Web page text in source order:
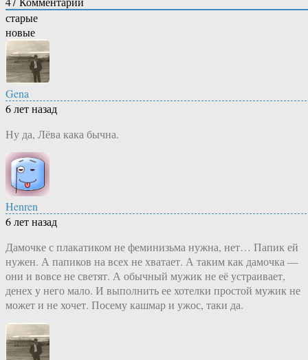
старые
новые
Gena
6 лет назад
Ну да, Лёва кака бычна.
Henren
6 лет назад
Дамочке с плакатиком не феминизьма нужна, нет… Папик ей
нужен. А папиков на всех не хватает. А таким как дамочка —
они и вовсе не светят. А обычный мужик не её устраивает,
денех у него мало. И выполнить ее хотелки простой мужик не
может и не хочет. Посему кашмар и ужос, таки да.